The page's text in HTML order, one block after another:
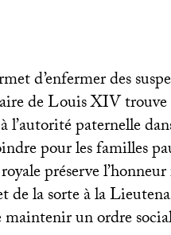
d’enfermer des
de LouisXIVtrouve
paternelle
pour les familles
préserve
de la sorte à la
un ordre